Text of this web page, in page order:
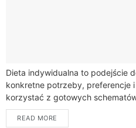
Dieta indywidualna to podejście
konkretne potrzeby, preferencje
korzystać z gotowych
indywidualna jest opracowywana
temat...
READ MORE